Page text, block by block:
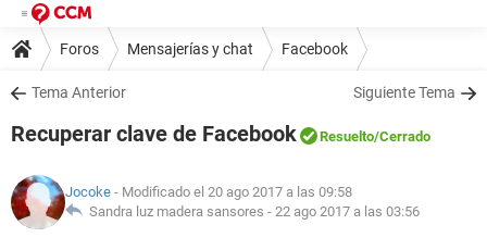
Foros Mensajerías y chat Facebook
Tema Anterior Siguiente Tema
Recuperar clave de Facebook Resuelto/Cerrado
Jocoke - Modificado el 20 ago 2017 a las 09:58
Sandra luz madera sansores - 22 ago 2017 a las 03:56